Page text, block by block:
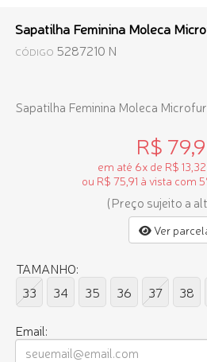
Sapatilha Feminina Moleca
CÓDIGO 5287210 N
Sapatilha Feminina Moleca
R$
em até 6x de R$
ou R$ 75,91 à vista com
(Preço sujeito a
Ver
TAMANHO:
33
34 35 36 37 38
Email: